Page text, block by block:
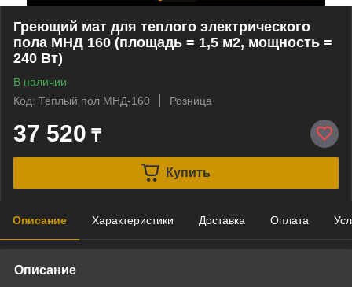
Греющий мат для теплого электрического
пола МНД 160 (площадь = 1,5 м2, мощность =
240 Вт)
В наличии
Код: Теплый пол МНД-160
Розница
37 520 ₸
Купить
Описание Характеристики Доставка Оплата
Описание